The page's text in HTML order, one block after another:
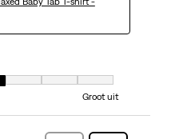
is aan Klein uit en 7 gelijk is aan Groot uit
Groot uit